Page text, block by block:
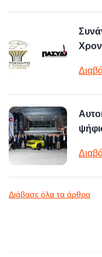
Διάβασε όλα τα άρθρα